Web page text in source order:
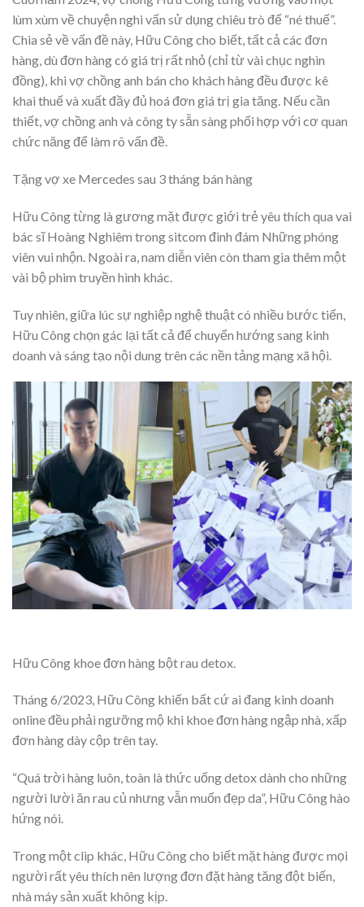
lùm xùm về chuyện nghi vấn sử dụng chiêu trò để “né thuế”.
Chia sẻ về vấn đề này, Hữu Công cho biết, tất cả các đơn
hàng, dù đơn hàng có giá trị rất nhỏ (chỉ từ vài chục nghìn
đồng), khi vợ chồng anh bán cho khách hàng đều được kê
khai thuế và xuất đầy đủ hoá đơn giá trị gia tăng. Nếu cần
thiết, vợ chồng anh và công ty sẵn sàng phối hợp với cơ quan
chức năng để làm rõ vấn đề.
Tặng vợ xe Mercedes sau 3 tháng bán hàng
Hữu Công từng là gương mặt được giới trẻ yêu thích qua vai
bác sĩ Hoàng Nghiêm trong sitcom đình đám Những phóng
viên vui nhộn. Ngoài ra, nam diễn viên còn tham gia thêm một
vài bộ phim truyền hình khác.
Tuy nhiên, giữa lúc sự nghiệp nghệ thuật có nhiều bước tiến,
Hữu Công chọn gác lại tất cả để chuyển hướng sang kinh
doanh và sáng tạo nội dung trên các nền tảng mạng xã hội.
Hữu Công khoe đơn hàng bột rau detox.
Tháng 6/2023, Hữu Công khiến bất cứ ai đang kinh doanh
online đều phải ngưỡng mộ khi khoe đơn hàng ngập nhà, xấp
đơn hàng dày cộp trên tay.
“Quá trời hàng luôn, toàn là thức uống detox dành cho những
người lười ăn rau củ nhưng vẫn muốn đẹp da”, Hữu Công hào
hứng nói.
Trong một clip khác, Hữu Công cho biết mặt hàng được mọi
người rất yêu thích nên lượng đơn đặt hàng tăng đột biến,
nhà máy sản xuất không kịp.